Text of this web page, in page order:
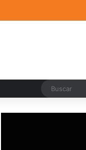
y consolidados